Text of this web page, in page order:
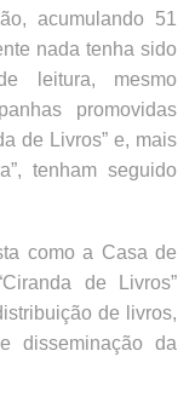
acumulando 51
nada tenha sido
leitura, mesmo
promovidas
de Livros” e, mais
tenham seguido
como a Casa de
de Livros”
de livros,
disseminação da